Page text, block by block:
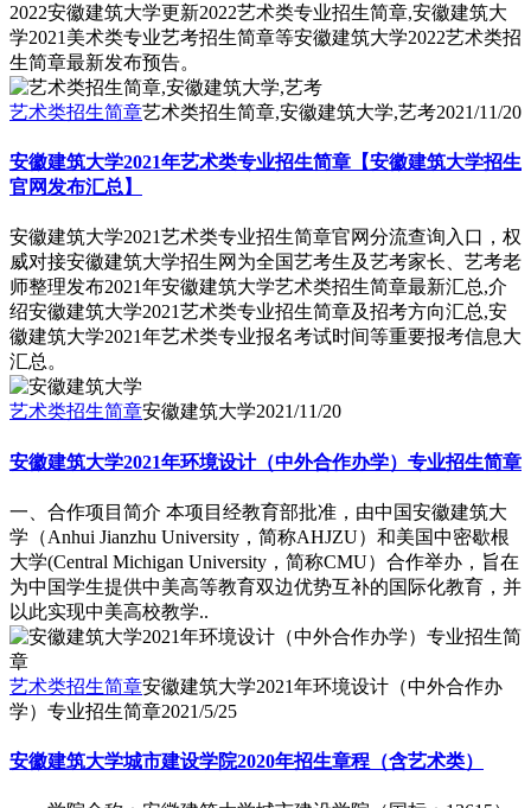
2022安徽建筑大学更新2022艺术类专业招生简章,安徽建筑大
学2021美术类专业艺考招生简章等安徽建筑大学2022艺术类招
生简章最新发布预告。
艺术类招生简章艺术类招生简章,安徽建筑大学,艺考2021/11/20
安徽建筑大学2021年艺术类专业招生简章【安徽建筑大学招生
官网发布汇总】
安徽建筑大学2021艺术类专业招生简章官网分流查询入口，权
威对接安徽建筑大学招生网为全国艺考生及艺考家长、艺考老
师整理发布2021年安徽建筑大学艺术类招生简章最新汇总,介
绍安徽建筑大学2021艺术类专业招生简章及招考方向汇总,安
徽建筑大学2021年艺术类专业报名考试时间等重要报考信息大
汇总。
艺术类招生简章安徽建筑大学2021/11/20
安徽建筑大学2021年环境设计（中外合作办学）专业招生简章
一、合作项目简介 本项目经教育部批准，由中国安徽建筑大
学（Anhui Jianzhu University，简称AHJZU）和美国中密歇根
大学(Central Michigan University，简称CMU）合作举办，旨在
为中国学生提供中美高等教育双边优势互补的国际化教育，并
以此实现中美高校教学..
艺术类招生简章安徽建筑大学2021年环境设计（中外合作办
学）专业招生简章2021/5/25
安徽建筑大学城市建设学院2020年招生章程（含艺术类）